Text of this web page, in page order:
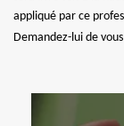
appliqué par ce
Demandez-lui de